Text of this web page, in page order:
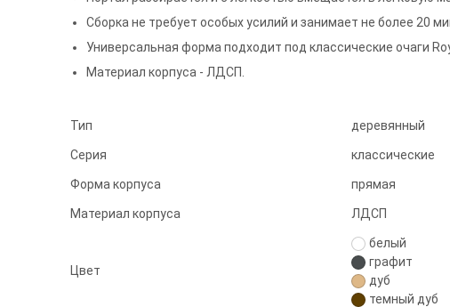
Сборка не требует особых усилий и занимает не более 20
Универсальная форма подходит под классические очаги
Материал корпуса - ЛДСП.
Тип деревянный
Серия классические
Форма корпуса прямая
Материал корпуса ЛДСП
Цвет
белый
графит
дуб
темный дуб